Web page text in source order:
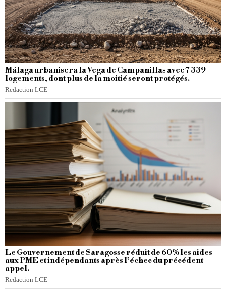
Málaga urbanisera la Vega de Campanillas avec 7 339
logements, dont plus de la moitié seront protégés.
Redaction LCE
Le Gouvernement de Saragosse réduit de 60% les aides
aux PME et indépendants après l’échec du précédent
appel.
Redaction LCE